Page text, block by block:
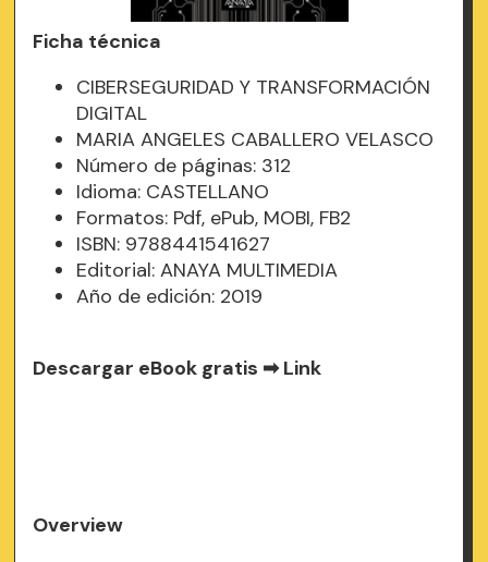
Ficha técnica
CIBERSEGURIDAD Y TRANSFORMACIÓN
DIGITAL
MARIA ANGELES CABALLERO VELASCO
Número de páginas: 312
Idioma: CASTELLANO
Formatos: Pdf, ePub, MOBI, FB2
ISBN: 9788441541627
Editorial: ANAYA MULTIMEDIA
Año de edición: 2019
Descargar eBook gratis ➡Link
Overview